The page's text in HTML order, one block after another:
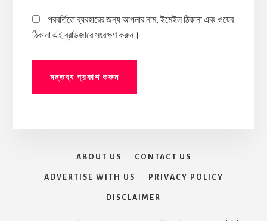
পরবর্তিতে ব্যবহারের জন্য আপনার নাম, ইমেইল ঠিকানা এবং ওয়েব
ঠিকানা এই ব্রাউজারে সংরক্ষণ করুন।
ABOUT US CONTACT US
ADVERTISE WITH US PRIVACY POLICY
DISCLAIMER